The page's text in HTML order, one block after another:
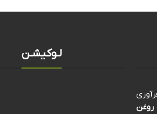
روغن
لـوکیشـن